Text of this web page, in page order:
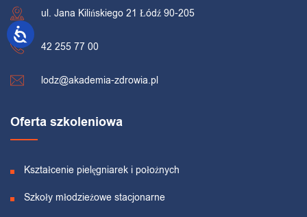
ul. Jana Kilińskiego 21 Łódź 90-205
42 255 77 00
lodz@akademia-zdrowia.pl
Oferta szkoleniowa
Kształcenie pielęgniarek i położnych
Szkoły młodzieżowe stacjonarne